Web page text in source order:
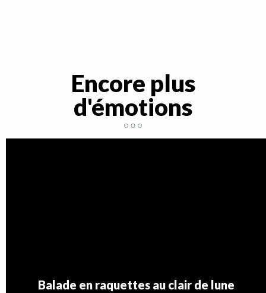
Encore plus
d'émotions
Balade en raquettes au clair de lune